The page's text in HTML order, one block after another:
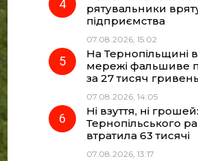
рятувальники
підприємства
07.08.2026, 15:02
На Тернопільщині
мережі фальшиве
за 27 тисяч гривень
07.08.2026, 14:05
Ні взуття, ні
Тернопільського
втратила 63 тисячі
07.08.2026, 13:17